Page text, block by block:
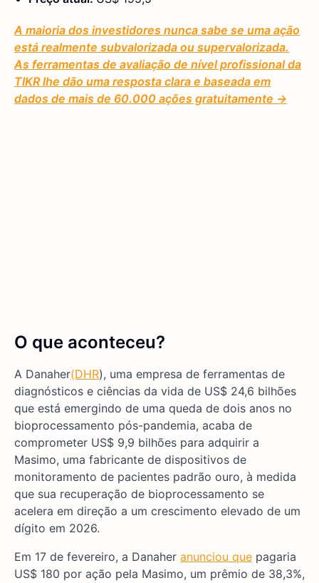
A maioria dos investidores nunca sabe se uma ação
está realmente subvalorizada ou supervalorizada.
As ferramentas de avaliação de nível profissional da
TIKR lhe dão uma resposta clara e baseada em
dados de mais de 60.000 ações gratuitamente →
O que aconteceu?
A Danaher(DHR), uma empresa de ferramentas de
diagnósticos e ciências da vida de US$ 24,6 bilhões
que está emergindo de uma queda de dois anos no
bioprocessamento pós-pandemia, acaba de
comprometer US$ 9,9 bilhões para adquirir a
Masimo, uma fabricante de dispositivos de
monitoramento de pacientes padrão ouro, à medida
que sua recuperação de bioprocessamento se
acelera em direção a um crescimento elevado de um
dígito em 2026.
Em 17 de fevereiro, a Danaher anunciou que pagaria
US$ 180 por ação pela Masimo, um prêmio de 38,3%,